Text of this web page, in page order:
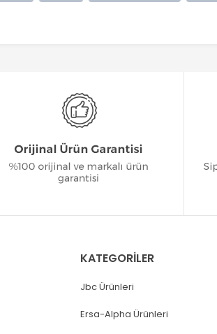
KATEGORİLER
Jbc Ürünleri
Ersa-Alpha Ürünleri